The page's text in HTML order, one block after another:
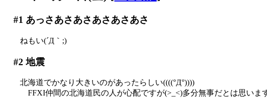
#1 あっさあさあさあさあさあさ
ねもい(´Д｀;)
#2 地震
北海道でかなり大きいのがあったらしい((((°Д°))))
FFXI仲間の北海道民の人が心配ですが(>_<)多分無事だとは思いま